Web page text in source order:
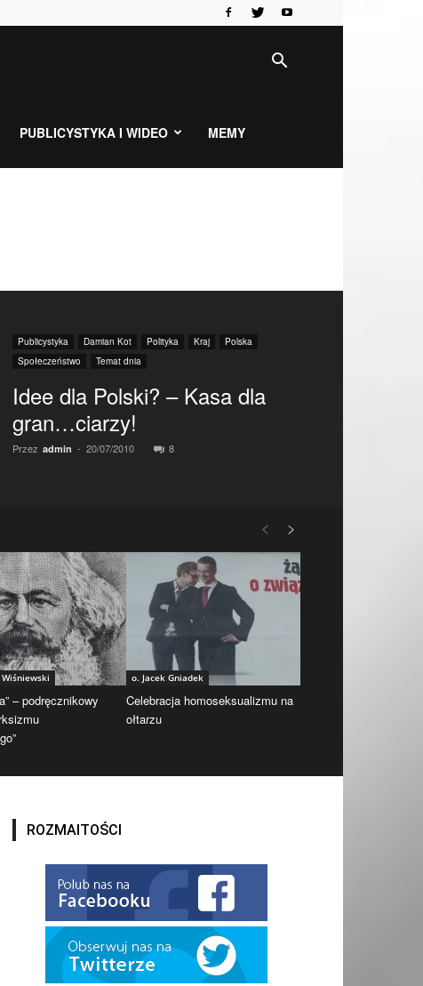
PUBLICYSTYKA I WIDEO MEMY
Publicystyka Damian Kot Polityka Kraj
Polska
Społeczeństwo
Temat dnia
Idee dla Polski? – Kasa dla
gran…ciarzy!
Przez admin - 20/07/2010 8
Wiśniewski
– podręcznikowy
o. Jacek Gniadek
Celebracja homoseksualizmu na
ołtarzu
ROZMAITOŚCI